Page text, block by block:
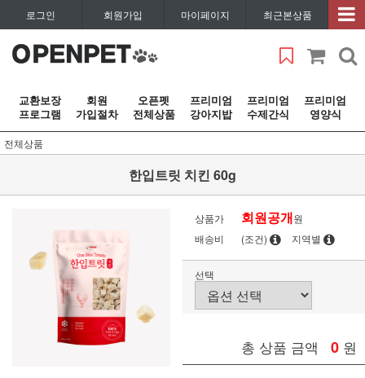
로그인 회원가입 마이페이지 최근본상품
교환보장
프로그램
회원
가입절차
오픈펫
전체상품
프리미엄
강아지밥
프리미엄
수제간식
프리미엄
영양식
전체상품
한입트릿 치킨 60g
상품가 회원공개원
배송비
(조건) 지역별
선택
총 상품 금액 0 원